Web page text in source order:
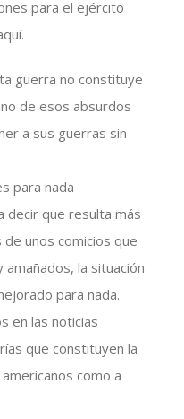
para el ejército
guerra no constituye
de esos absurdos
a sus guerras sin
para nada
decir que resulta más
unos comicios que
amañados, la situación
para nada.
en las noticias
que constituyen la
como a